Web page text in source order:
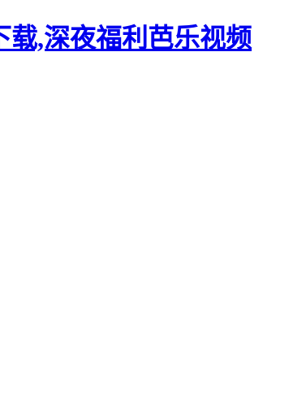
载,深夜福利芭乐视频